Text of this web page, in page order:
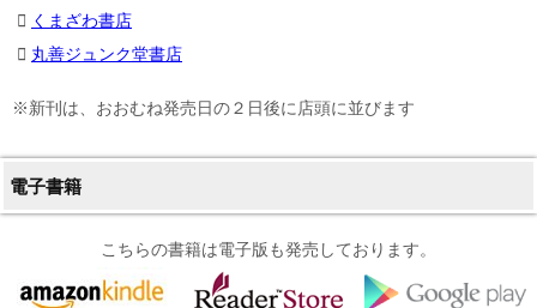
くまざわ書店
丸善ジュンク堂書店
※新刊は、おおむね発売日の２日後に店頭に並びます
電子書籍
こちらの書籍は電子版も発売しております。